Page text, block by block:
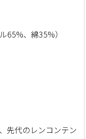
65%、綿35%）
先代のレンコンテン